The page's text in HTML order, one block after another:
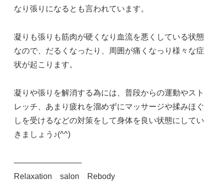
なり張りになるとも言われています。
凝りも張りも筋肉が硬くなり血流を悪くしている状態
なので、だるくなったり、周囲が痛くなっり様々な症
状が起こります。
凝りや張りを解消する為には、普段からの運動やスト
レッチ、あまり疲れを溜めずにマッサージや揉みほぐ
しを受けるなどの対策をして身体を良い状態にしてい
きましょう♪(^^)
————————–
Relaxation salon Rebody